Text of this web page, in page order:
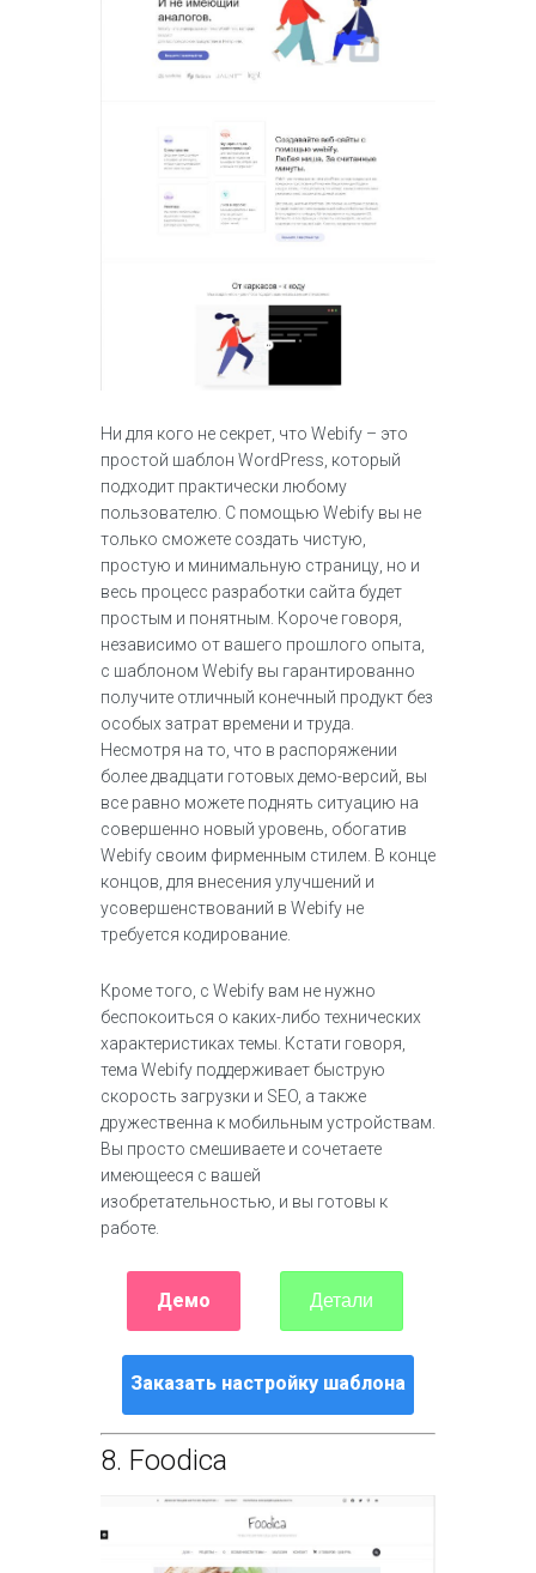
Ни для кого не секрет, что Webify – это
простой шаблон WordPress, который
подходит практически любому
пользователю. С помощью Webify вы не
только сможете создать чистую,
простую и минимальную страницу, но и
весь процесс разработки сайта будет
простым и понятным. Короче говоря,
независимо от вашего прошлого опыта,
с шаблоном Webify вы гарантированно
получите отличный конечный продукт без
особых затрат времени и труда.
Несмотря на то, что в распоряжении
более двадцати готовых демо-версий, вы
все равно можете поднять ситуацию на
совершенно новый уровень, обогатив
Webify своим фирменным стилем. В конце
концов, для внесения улучшений и
усовершенствований в Webify не
требуется кодирование.
Кроме того, с Webify вам не нужно
беспокоиться о каких-либо технических
характеристиках темы. Кстати говоря,
тема Webify поддерживает быструю
скорость загрузки и SEO, а также
дружественна к мобильным устройствам.
Вы просто смешиваете и сочетаете
имеющееся с вашей
изобретательностью, и вы готовы к
работе.
Демо Детали
Заказать настройку шаблона
8. Foodica